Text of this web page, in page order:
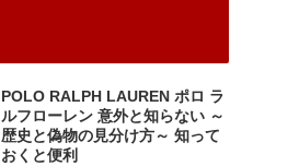
POLO RALPH LAUREN ポロ ラ
ルフローレン 意外と知らない ～
歴史と偽物の見分け方～ 知って
おくと便利